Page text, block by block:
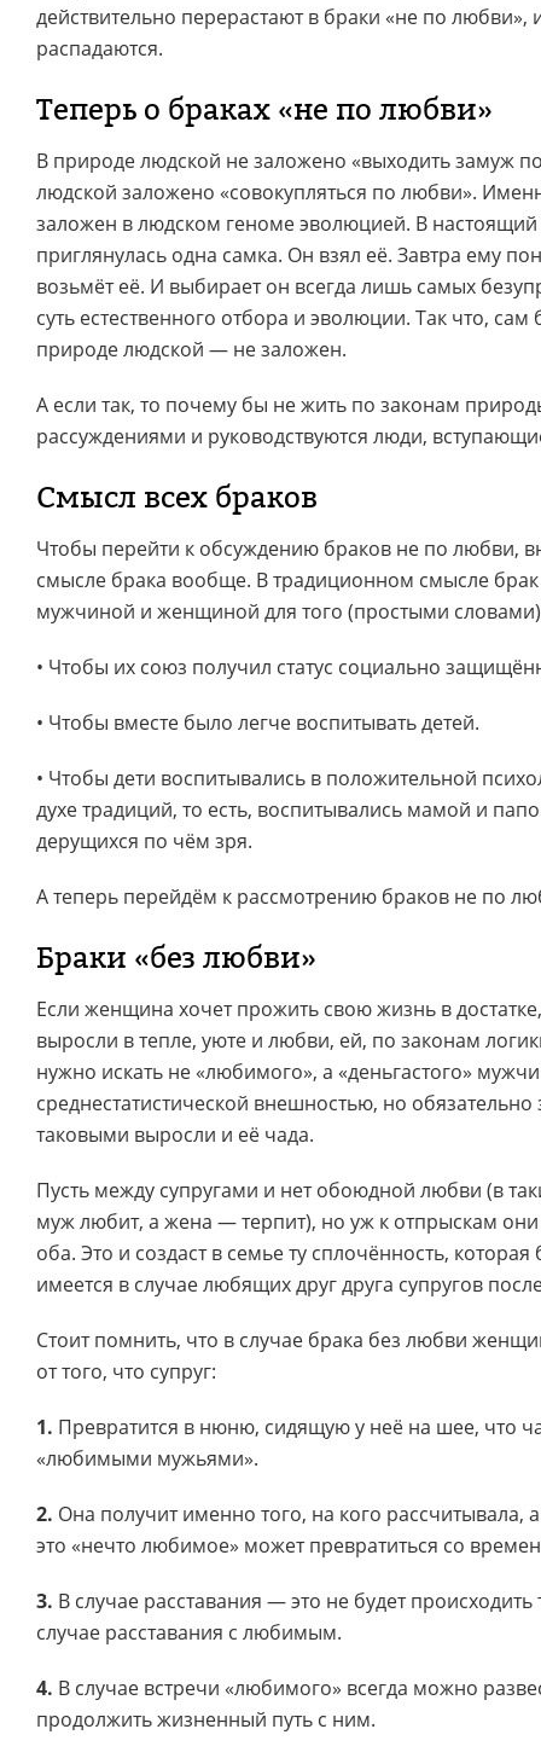
действительно перерастают в браки «не по любви»,
распадаются.
Теперь о браках «не по любви»
В природе людской не заложено «выходить замуж
людской заложено «совокупляться по любви».
заложен в людском геноме эволюцией. В
приглянулась одна самка. Он взял её. Завтра ему
возьмёт её. И выбирает он всегда лишь самых
суть естественного отбора и эволюции. Так что, сам
природе людской — не заложен.
А если так, то почему бы не жить по законам
рассуждениями и руководствуются люди,
Смысл всех браков
Чтобы перейти к обсуждению браков не по любви,
смысле брака вообще. В традиционном смысле
мужчиной и женщиной для того (простыми
• Чтобы их союз получил статус социально
• Чтобы вместе было легче воспитывать детей.
• Чтобы дети воспитывались в положительной
духе традиций, то есть, воспитывались мамой и
дерущихся по чём зря.
А теперь перейдём к рассмотрению браков не по
Браки «без любви»
Если женщина хочет прожить свою жизнь в
выросли в тепле, уюте и любви, ей, по законам
нужно искать не «любимого», а «деньгастого»
среднестатистической внешностью, но
таковыми выросли и её чада.
Пусть между супругами и нет обоюдной любви (в
муж любит, а жена — терпит), но уж к отпрыскам
оба. Это и создаст в семье ту сплочённость, которая
имеется в случае любящих друг друга супругов
Стоит помнить, что в случае брака без любви
от того, что супруг:
1. Превратится в нюню, сидящую у неё на шее, что
«любимыми мужьями».
2. Она получит именно того, на кого рассчитывала,
это «нечто любимое» может превратиться со
3. В случае расставания — это не будет происходить
случае расставания с любимым.
4. В случае встречи «любимого» всегда можно
продолжить жизненный путь с ним.